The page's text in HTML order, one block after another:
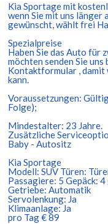
Kia Sportage mit
wenn Sie mit uns länger
gewünscht, wählt frei
Spezialpreise
Haben Sie das Auto für
möchten senden Sie
Kontaktformular , damit
kann.
Voraussetzungen:
Folge);
Mindestalter: 23 Jahre.
Zusätzliche
Baby - Autositz
Kia Sportage
Modell: SUV Türen:
Passagiere: 5 Gepäck:
Getriebe: Automatik
Servolenkung: Ja
Klimaanlage: Ja
pro Tag € 89